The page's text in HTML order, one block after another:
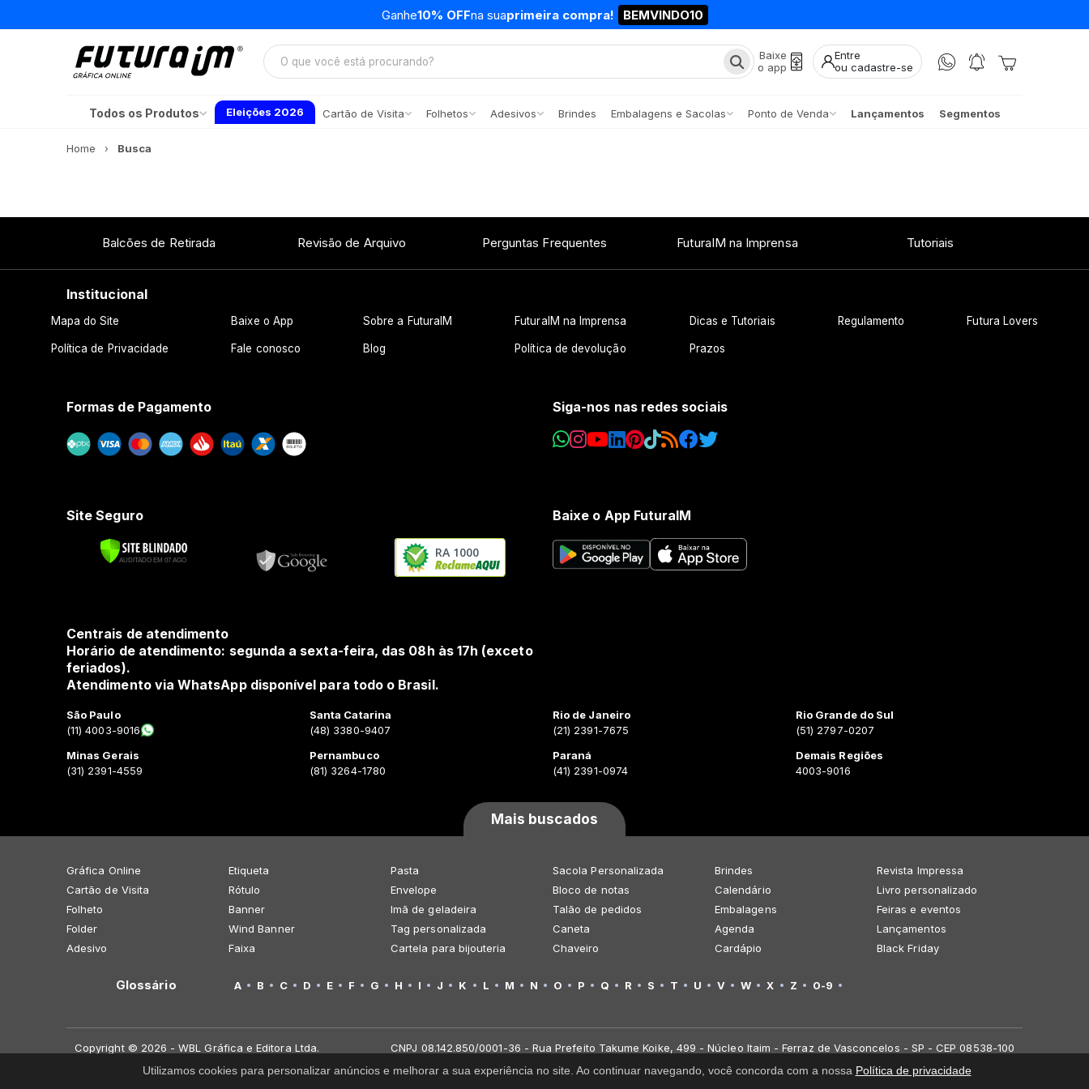
Ganhe10% OFFna suaprimeira compra! BEMVINDO10
Baixe
o app
Entre
ou cadastre-se
Todos os Produtos Eleições 2026 Cartão de Visita Folhetos Adesivos Brindes Embalagens e Sacolas Ponto de Venda Lançamentos Segmentos
Home Busca
Balcões de Retirada Revisão de Arquivo Perguntas Frequentes FuturaIM na Imprensa Tutoriais
Institucional
Mapa do Site Baixe o App Sobre a FuturaIM FuturaIM na Imprensa Dicas e Tutoriais Regulamento Futura Lovers
Política de Privacidade Fale conosco Blog Política de devolução Prazos
Formas de Pagamento Siga-nos nas redes sociais
Site Seguro
RA 1000
Baixe o App FuturaIM
Centrais de atendimento
Horário de atendimento: segunda a sexta-feira, das 08h às 17h (exceto
feriados).
Atendimento via WhatsApp disponível para todo o Brasil.
São Paulo
(11) 4003-9016
Minas Gerais
(31) 2391-4559
Santa Catarina
(48) 3380-9407
Pernambuco
(81) 3264-1780
Rio de Janeiro
(21) 2391-7675
Paraná
(41) 2391-0974
Rio Grande do Sul
(51) 2797-0207
Demais Regiões
4003-9016
Mais buscados
Gráfica Online
Cartão de Visita
Folheto
Folder
Adesivo
Etiqueta
Rótulo
Banner
Wind Banner
Faixa
Pasta
Envelope
Imã de geladeira
Tag personalizada
Cartela para bijouteria
Sacola Personalizada
Bloco de notas
Talão de pedidos
Caneta
Chaveiro
Brindes
Calendário
Embalagens
Agenda
Cardápio
Revista Impressa
Livro personalizado
Feiras e eventos
Lançamentos
Black Friday
Glossário A B C D E F G H I J K L M N O P Q R S T U V W X Z 0-9
Copyright © 2026 - WBL Gráfica e Editora Ltda.
CNPJ 08.142.850/0001-36 - Rua Prefeito Takume Koike, 499 - Núcleo Itaim - Ferraz de Vasconcelos - SP - CEP 08538-100
Utilizamos cookies para personalizar anúncios e melhorar a sua experiência no site. Ao continuar navegando, você concorda com a nossa Política de privacidade